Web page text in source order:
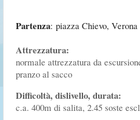
Partenza: piazza Chievo,
Attrezzatura:
normale attrezzatura da
pranzo al sacco
Difficoltà, dislivello, durata:
c.a. 400m di salita, 2.45 soste